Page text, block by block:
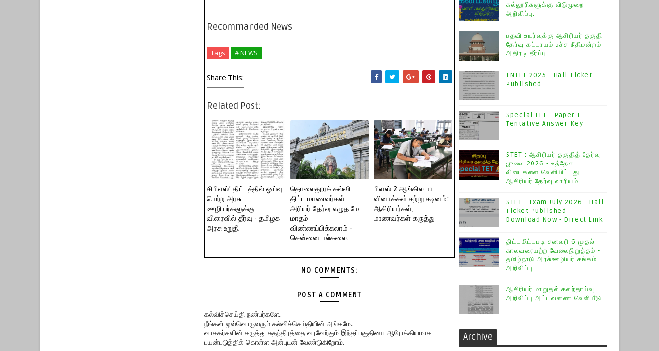
Recommanded News
Tags # NEWS
Share This:
Related Post:
சிபிஎஸ்’ திட்டத்தில் ஓய்வு
பெற்ற அரசு
ஊழியர்களுக்கு
விரைவில் தீர்வு - தமிழக
அரசு உறுதி
தொலைதூரக் கல்வி
திட்ட மாணவர்கள்
அரியர் தேர்வு எழுத மே
மாதம்
விண்ணப்பிக்கலாம் -
சென்னை பல்கலை.
பிளஸ் 2 ஆங்கில பாட
வினாக்கள் சற்று கடினம்:
ஆசிரியர்கள்,
மாணவர்கள் கருத்து
NO COMMENTS:
POST A COMMENT
கல்விச்செய்தி நண்பர்களே..
நீங்கள் ஒவ்வொருவரும் கல்விச்செய்தியின் அங்கமே..
வாசகர்களின் கருத்து சுதந்திரத்தை வரவேற்கும் இந்தப்பகுதியை ஆரோக்கியமாக
பயன்படுத்திக் கொள்ள அன்புடன் வேண்டுகிறோம்.
கல்லூரிகளுக்கு விடுமுறை
அறிவிப்பு.
பதவி உயர்வுக்கு ஆசிரியர் தகுதி
தேர்வு கட்டாயம் உச்ச நீதிமன்றம்
அதிரடி தீர்ப்பு.
TNTET 2025 - Hall Ticket
Published
Special TET - Paper I -
Tentative Answer Key
STET : ஆசிரியர் தகுதித் தேர்வு
ஜுலை 2026 - உத்தேச
விடைகளை வெளியிட்டது
ஆசிரியர் தேர்வு வாரியம்
STET - Exam July 2026 - Hall
Ticket Published -
Download Now - Direct Link
திட்டமிட்டபடி சனவரி 6 முதல்
காலவரையற்ற வேலைநிறுத்தம் -
தமிழ்நாடு அரசு்ஊழியர் சங்கம்
அறிவிப்பு
ஆசிரியர் மாறுதல் கலந்தாய்வு
அறிவிப்பு அட்டவனண வெளியீடு
Archive